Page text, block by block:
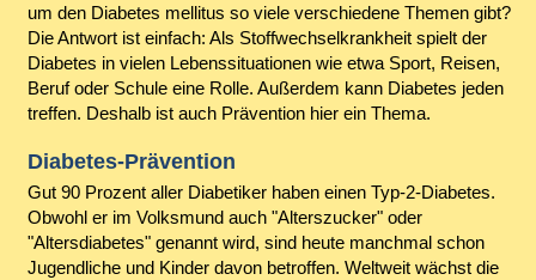
um den Diabetes mellitus so viele verschiedene Themen gibt?
Die Antwort ist einfach: Als Stoffwechselkrankheit spielt der
Diabetes in vielen Lebenssituationen wie etwa Sport, Reisen,
Beruf oder Schule eine Rolle. Außerdem kann Diabetes jeden
treffen. Deshalb ist auch Prävention hier ein Thema.
Diabetes-Prävention
Gut 90 Prozent aller Diabetiker haben einen Typ-2-Diabetes.
Obwohl er im Volksmund auch "Alterszucker" oder
"Altersdiabetes" genannt wird, sind heute manchmal schon
Jugendliche und Kinder davon betroffen. Weltweit wächst die